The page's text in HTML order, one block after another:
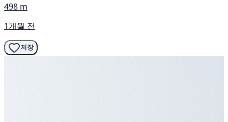
498 m
1개월 전
저장